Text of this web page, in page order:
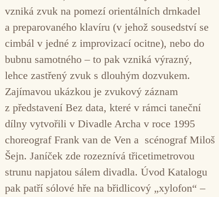
vzniká zvuk na pomezí orientálních drnkadel
a preparovaného klavíru (v jehož sousedství se
cimbál v jedné z improvizací ocitne), nebo do
bubnu samotného – to pak vzniká výrazný,
lehce zastřený zvuk s dlouhým dozvukem.
Zajímavou ukázkou je zvukový záznam
z představení Bez data, které v rámci taneční
dílny vytvořili v Divadle Archa v roce 1995
choreograf Frank van de Ven a scénograf Miloš
Šejn. Janíček zde rozeznívá třicetimetrovou
strunu napjatou sálem divadla. Úvod Katalogu
pak patří sólové hře na břidlicový „xylofon“ –